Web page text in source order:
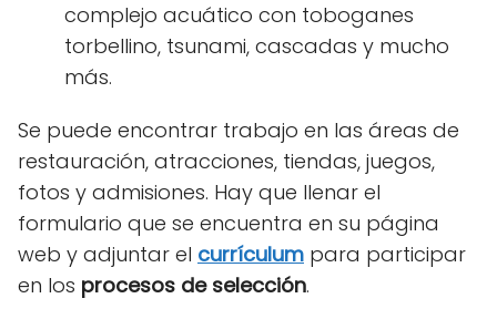
complejo acuático con toboganes
torbellino, tsunami, cascadas y mucho
más.
Se puede encontrar trabajo en las áreas de
restauración, atracciones, tiendas, juegos,
fotos y admisiones. Hay que llenar el
formulario que se encuentra en su página
web y adjuntar el currículum para participar
en los procesos de selección.